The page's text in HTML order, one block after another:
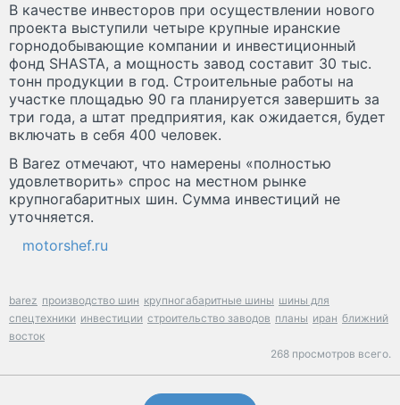
В качестве инвесторов при осуществлении нового
проекта выступили четыре крупные иранские
горнодобывающие компании и инвестиционный
фонд SHASTA, а мощность завод составит 30 тыс.
тонн продукции в год. Строительные работы на
участке площадью 90 га планируется завершить за
три года, а штат предприятия, как ожидается, будет
включать в себя 400 человек.
В Barez отмечают, что намерены «полностью
удовлетворить» спрос на местном рынке
крупногабаритных шин. Сумма инвестиций не
уточняется.
motorshef.ru
barez производство шин крупногабаритные шины шины для
спецтехники инвестиции строительство заводов планы иран ближний
восток
268 просмотров всего.